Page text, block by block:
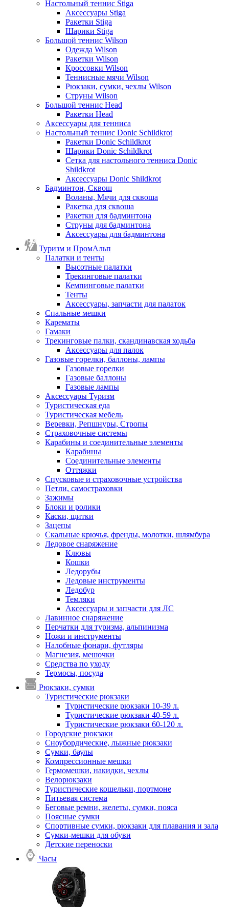
Настольный теннис Stiga
Аксессуары Stiga
Ракетки Stiga
Шарики Stiga
Большой теннис Wilson
Одежда Wilson
Ракетки Wilson
Кроссовки Wilson
Теннисные мячи Wilson
Рюкзаки, сумки, чехлы Wilson
Струны Wilson
Большой теннис Head
Ракетки Head
Аксессуары для тенниса
Настольный теннис Donic Schildkrot
Ракетки Donic Schildkrot
Шарики Donic Schildkrot
Сетка для настольного тенниса Donic
Shildkrot
Аксессуары Donic Shildkrot
Бадминтон, Сквош
Воланы, Мячи для сквоша
Ракетка для сквоша
Ракетки для бадминтона
Струны для бадминтона
Аксессуары для бадминтона
Туризм и ПромАльп
Палатки и тенты
Высотные палатки
Трекинговые палатки
Кемпинговые палатки
Тенты
Аксессуары, запчасти для палаток
Спальные мешки
Карематы
Гамаки
Трекинговые палки, скандинавская ходьба
Аксессуары для палок
Газовые горелки, баллоны, лампы
Газовые горелки
Газовые баллоны
Газовые лампы
Аксессуары Туризм
Туристическая еда
Туристическая мебель
Веревки, Репшнуры, Стропы
Страховочные системы
Карабины и соединительные элементы
Карабины
Соединительные элементы
Оттяжки
Спусковые и страховочные устройства
Петли, самостраховки
Зажимы
Блоки и ролики
Каски, щитки
Зацепы
Скальные крючья, френды, молотки, шлямбура
Ледовое снаряжение
Клювы
Кошки
Ледорубы
Ледовые инструменты
Ледобур
Темляки
Аксессуары и запчасти для ЛС
Лавинное снаряжение
Перчатки для туризма, альпинизма
Ножи и инструменты
Налобные фонари, футляры
Магнезия, мешочки
Средства по уходу
Термосы, посуда
Рюкзаки, сумки
Туристические рюкзаки
Туристические рюкзаки 10-39 л.
Туристические рюкзаки 40-59 л.
Туристические рюкзаки 60-120 л.
Городские рюкзаки
Сноубордические, лыжные рюкзаки
Сумки, баулы
Компрессионные мешки
Гермомешки, накидки, чехлы
Велорюкзаки
Туристические кошельки, портмоне
Питьевая система
Беговые ремни, желеты, сумки, пояса
Поясные сумки
Спортивные сумки, рюкзаки для плавания и зала
Сумки-мешки для обуви
Детские переноски
Часы